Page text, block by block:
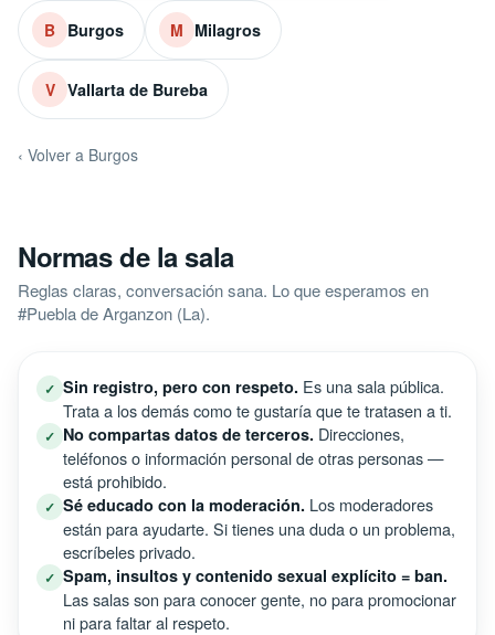
B Burgos M Milagros
V Vallarta de Bureba
‹ Volver a Burgos
Normas de la sala
Reglas claras, conversación sana. Lo que esperamos en
#Puebla de Arganzon (La).
✓ Sin registro, pero con respeto. Es una sala pública.
Trata a los demás como te gustaría que te tratasen a ti.
✓ No compartas datos de terceros. Direcciones,
teléfonos o información personal de otras personas —
está prohibido.
✓ Sé educado con la moderación. Los moderadores
están para ayudarte. Si tienes una duda o un problema,
escríbeles privado.
✓ Spam, insultos y contenido sexual explícito = ban.
Las salas son para conocer gente, no para promocionar
ni para faltar al respeto.